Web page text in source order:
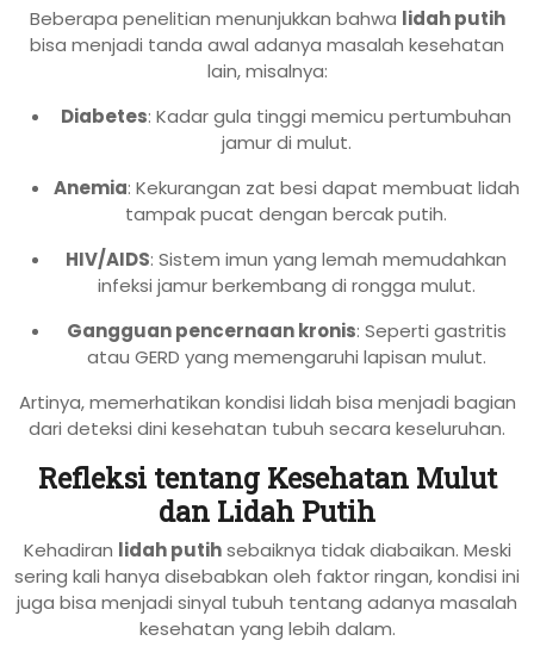
Beberapa penelitian menunjukkan bahwa lidah putih
bisa menjadi tanda awal adanya masalah kesehatan
lain, misalnya:
Diabetes: Kadar gula tinggi memicu pertumbuhan
jamur di mulut.
Anemia: Kekurangan zat besi dapat membuat lidah
tampak pucat dengan bercak putih.
HIV/AIDS: Sistem imun yang lemah memudahkan
infeksi jamur berkembang di rongga mulut.
Gangguan pencernaan kronis: Seperti gastritis
atau GERD yang memengaruhi lapisan mulut.
Artinya, memerhatikan kondisi lidah bisa menjadi bagian
dari deteksi dini kesehatan tubuh secara keseluruhan.
Refleksi tentang Kesehatan Mulut
dan Lidah Putih
Kehadiran lidah putihsebaiknya tidak diabaikan. Meski
sering kali hanya disebabkan oleh faktor ringan, kondisi ini
juga bisa menjadi sinyal tubuh tentang adanya masalah
kesehatan yang lebih dalam.